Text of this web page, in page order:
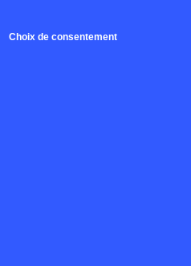
Choix de consentement